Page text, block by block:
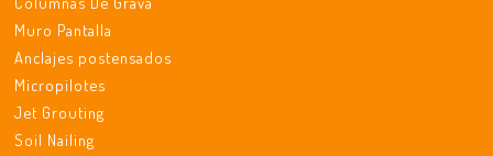
Muro Pantalla
Anclajes postensados
Micropilotes
Jet Grouting
Soil Nailing